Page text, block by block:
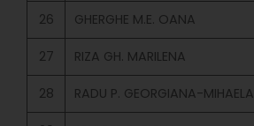
26 GHERGHE M.E. OANA
27 RIZA GH. MARILENA
28 RADU P. GEORGIANA-MIHAELA